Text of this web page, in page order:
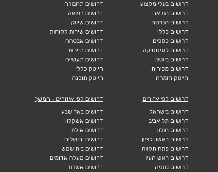
דרושים בעלי מקצוע
דרושים הוראה
דרושים הנדסה
דרושים כללי
דרושים כספים
דרושים לוגיסטיקה
דרושים ביוטק
דרושים מכירות
הייטק חומרה
דרושים תחבורה
דרושים רפואה
דרושים שיווק
דרושים שירות לקוחות
דרושים אבטחה
דרושים תיירות
דרושים תעשייה
הייטק כללי
הייטק תוכנה
דרושים לפי אזורים
דרושים בישראל
דרושים תל אביב
דרושים חולון
דרושים ראשון לציון
דרושים פתח תקווה
דרושים ראש העין
דרושים נתניה
דרושים לפי איזורים - המשך
דרושים באר שבע
דרושים אשקלון
דרושים אילת
דרושים ירושלים
דרושים בית שמש
דרושים מעלה אדומים
דרושים אשדוד